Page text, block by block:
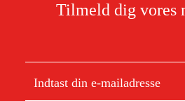
Tilmeld dig vores